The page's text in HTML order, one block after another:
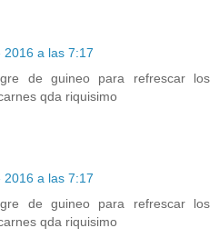
2016 a las 7:17
de guineo para refrescar los
qda riquisimo
2016 a las 7:17
de guineo para refrescar los
qda riquisimo